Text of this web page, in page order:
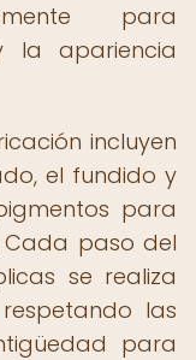
para
la apariencia
incluyen
el fundido y
para
paso del
se realiza
las
para